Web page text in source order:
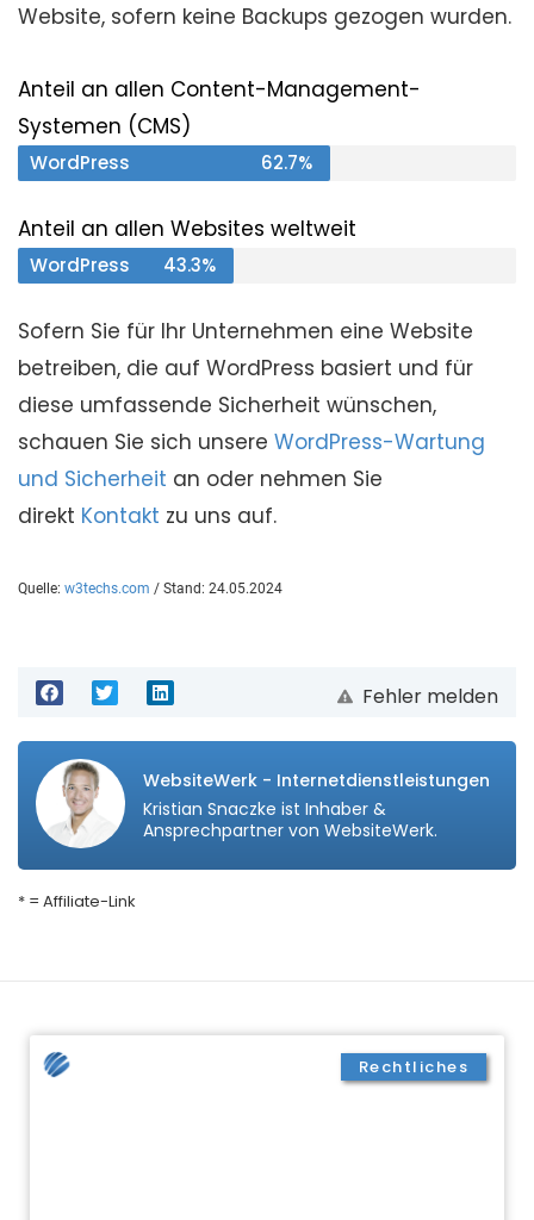
Website, sofern keine Backups gezogen wurden.
Anteil an allen Content-Management-
Systemen (CMS)
WordPress 62.7%
Anteil an allen Websites weltweit
WordPress 43.3%
Sofern Sie für Ihr Unternehmen eine Website
betreiben, die auf WordPress basiert und für
diese umfassende Sicherheit wünschen,
schauen Sie sich unsere WordPress-Wartung
und Sicherheit an oder nehmen Sie
direkt Kontakt zu uns auf.
Quelle: w3techs.com / Stand: 24.05.2024
Fehler melden
WebsiteWerk - Internetdienstleistungen
Kristian Snaczke ist Inhaber &
Ansprechpartner von WebsiteWerk.
* = Affiliate-Link
Rechtliches